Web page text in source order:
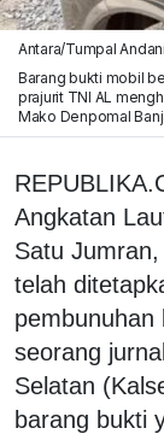
Antara/Tumpal
Barang bukti mobil
prajurit TNI AL
Mako Denpomal
Angkatan
Satu
telah
pembunuhan
seorang
Selatan
barang bukti